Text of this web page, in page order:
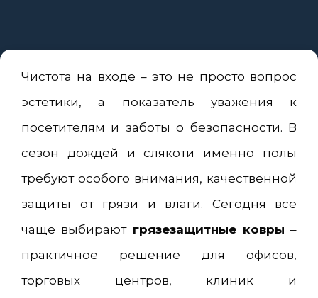
Чистота на входе – это не просто вопрос
эстетики, а показатель уважения к
посетителям и заботы о безопасности. В
сезон дождей и слякоти именно полы
требуют особого внимания, качественной
защиты от грязи и влаги. Сегодня все
чаще выбирают грязезащитные ковры –
практичное решение для офисов,
торговых центров, клиник и